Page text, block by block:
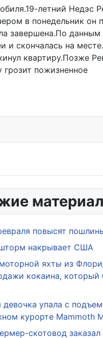
летний Недэс
в понедельник он
завершена.По данным
скончалась на
квартиру.Позже
пожизненное
повысят
накрывает США
яхты из
кокаина, который
девочка упала с
курорте Mammoth
скотовод заказал